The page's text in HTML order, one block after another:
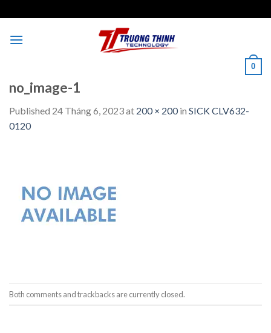
to
content
0
no_image-1
Published 24 Tháng 6, 2023at 200 × 200in SICK CLV632-
0120
Both comments and trackbacks are currently closed.